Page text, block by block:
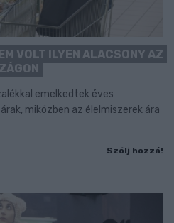
VOLT ILYEN ALACSONY AZ
emelkedtek éves
miközben az élelmiszerek ára
Szólj hozzá!